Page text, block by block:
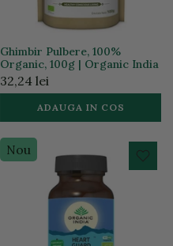
Ghimbir Pulbere, 100%
Organic, 100g | Organic India
32,24 lei
ADAUGA IN COS
Nou